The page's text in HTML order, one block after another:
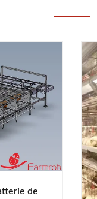
de